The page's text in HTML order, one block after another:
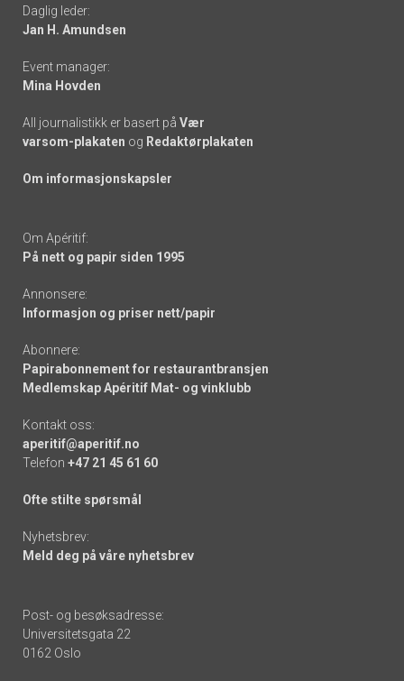
links
Daglig leder:
Jan H. Amundsen
Event manager:
Mina Hovden
All journalistikk er basert på Vær
varsom-plakaten og Redaktørplakaten
Om informasjonskapsler
Om Apéritif:
På nett og papir siden 1995
Annonsere:
Informasjon og priser nett/papir
Abonnere:
Papirabonnement for restaurantbransjen
Medlemskap Apéritif Mat- og vinklubb
Kontakt oss:
aperitif@aperitif.no
Telefon +47 21 45 61 60
Ofte stilte spørsmål
Nyhetsbrev:
Meld deg på våre nyhetsbrev
Post- og besøksadresse:
Universitetsgata 22
0162 Oslo